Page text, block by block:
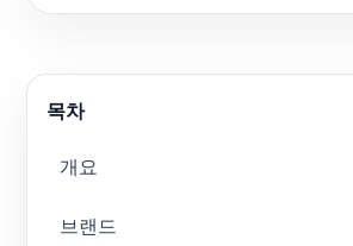
목차
개요
브랜드